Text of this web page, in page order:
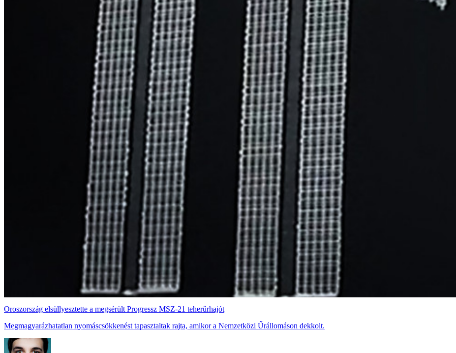
Oroszország elsüllyesztette a megsérült Progressz MSZ-21 teherűrhajót
Megmagyarázhatatlan nyomáscsökkenést tapasztaltak rajta, amikor a Nemzetközi Űrállomáson dekkolt.